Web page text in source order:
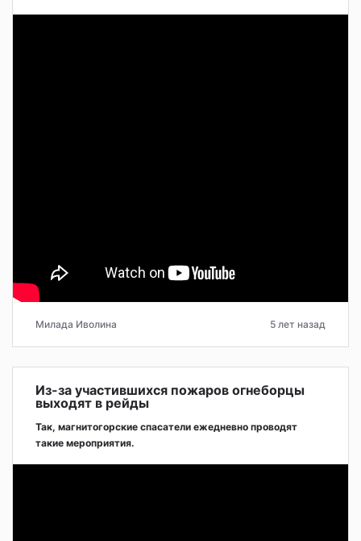
Милада Иволина 5 лет назад
Из-за участившихся пожаров огнеборцы
выходят в рейды
Так, магнитогорские спасатели ежедневно проводят
такие мероприятия.